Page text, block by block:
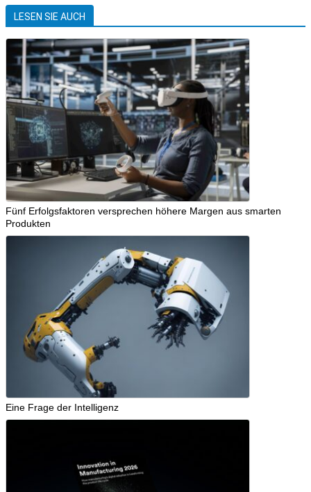
LESEN SIE AUCH
Fünf Erfolgsfaktoren versprechen höhere Margen aus smarten
Produkten
Eine Frage der Intelligenz